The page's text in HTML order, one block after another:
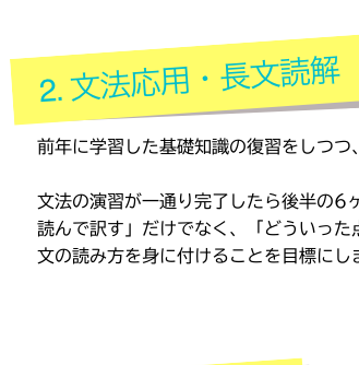
前年に学習した基礎知識の復習をしつ
文法の演習が一通り完了したら後半の6
読んで訳す」だけでなく、「どういっ
文の読み方を身に付けることを目標にし